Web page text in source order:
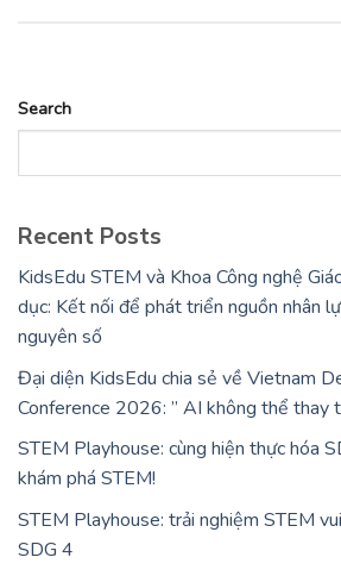
Search
Recent Posts
KidsEdu STEM và Khoa Công nghệ
dục: Kết nối để phát triển nguồn nhân
nguyên số
Đại diện KidsEdu chia sẻ về Vietnam
Conference 2026: ” AI không thể thay
STEM Playhouse: cùng hiện thực hóa
khám phá STEM!
STEM Playhouse: trải nghiệm STEM
SDG 4